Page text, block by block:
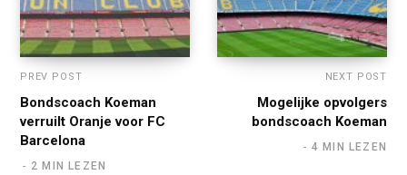
PREV POST
Bondscoach Koeman
verruilt Oranje voor FC
Barcelona
2 MIN LEZEN
NEXT POST
Mogelijke opvolgers
bondscoach Koeman
4 MIN LEZEN